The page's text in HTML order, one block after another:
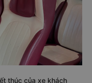
thúc của xe khách